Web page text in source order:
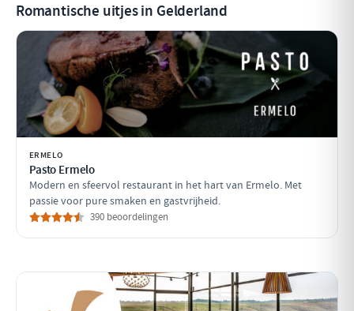
Romantische uitjes in Gelderland
ERMELO
Pasto Ermelo
Modern en sfeervol restaurant in het hart van Ermelo. Met
passie voor pure smaken en gastvrijheid.
390 beoordelingen